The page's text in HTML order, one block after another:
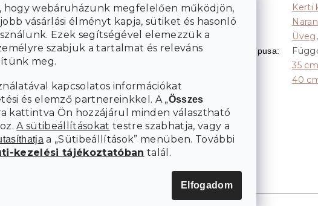
hogy webáruházunk megfelelően működjön,
vásárlási élményt kapja, sütiket és hasonló
Ezek segítségével elemezzük a
szabjuk a tartalmat és releváns
meg.
kapcsolatos információkat
és elemző partnereinkkel. A „Összes
kattintva Ön hozzájárul minden választható
A sütibeállításokat testre szabhatja, vagy a
a „Sütibeállítások” menüben. További
kezelési tájékoztatóban talál.
Elfogadom
Kategória Kerti
Színek:
Anyag Üveg,
Elhelyezés típusa:
35 cm
40